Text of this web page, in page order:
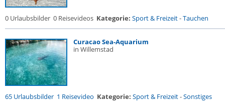
0 Urlaubsbilder 0 Reisevideos Kategorie: Sport & Freizeit-Tauchen
Curacao Sea-Aquarium
in Willemstad
65 Urlaubsbilder 1 Reisevideo Kategorie: Sport & Freizeit-Sonstiges